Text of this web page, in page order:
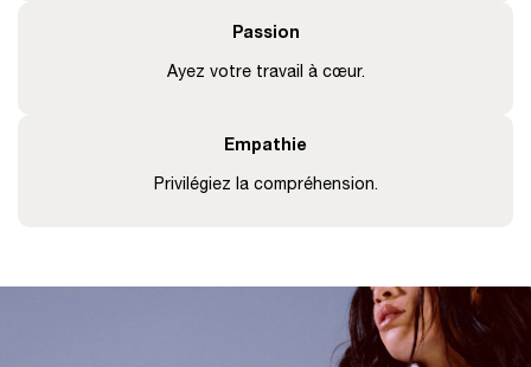
Passion
Ayez votre travail à cœur.
Empathie
Privilégiez la compréhension.